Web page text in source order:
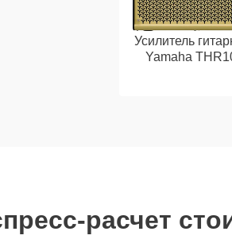
Усилитель
Yamaha
расчет